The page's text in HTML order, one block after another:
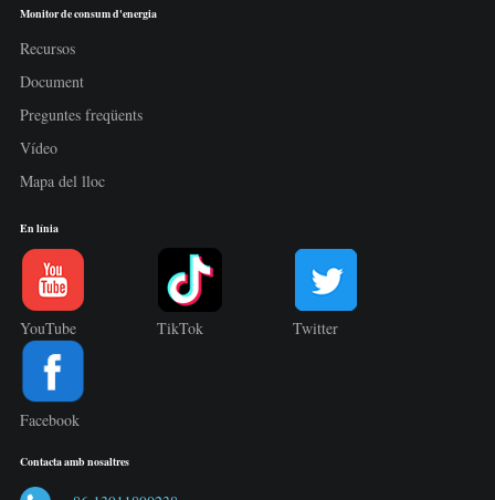
Monitor de consum d'energia
Recursos
Document
Preguntes freqüents
Vídeo
Mapa del lloc
En línia
YouTube TikTok Twitter
Facebook
Contacta amb nosaltres